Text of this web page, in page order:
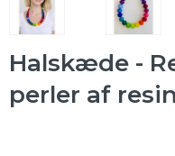
Halskæde -
perler af resin